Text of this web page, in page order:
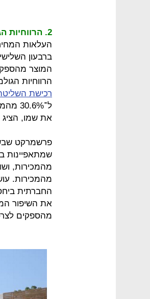
2. הרווחיות הגולמית משתפרת
ברבעון
המוצר מהספק
הרווחיות
רכישת
את שמו, הציג לוי
פרשמרקט
מהמכירות.
החברתית
את השיפור
מהספקים